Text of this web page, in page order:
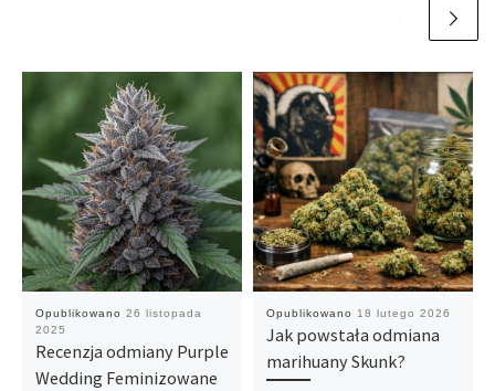
Opublikowano 26 listopada
2025
Recenzja odmiany Purple
Wedding Feminizowane
Opublikowano 18 lutego 2026
Jak powstała odmiana
marihuany Skunk?